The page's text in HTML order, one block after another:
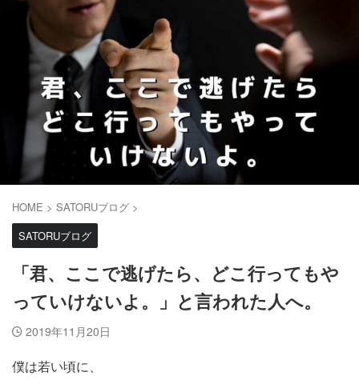
HOME > SATORUブログ >
SATORUブログ
「君、ここで逃げたら、どこ行ってもや
っていけないよ。」と言われた人へ。
2019年11月20日
僕は若い頃に、